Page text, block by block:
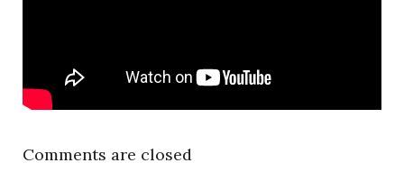
Comments are closed